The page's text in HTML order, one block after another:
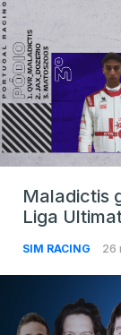
Maladictis
Liga
SIM RACING 26